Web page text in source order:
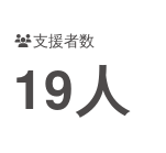
支援者数
19人